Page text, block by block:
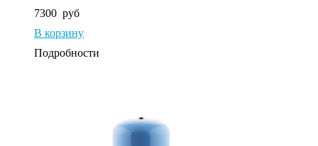
7300 руб
В корзину
Подробности